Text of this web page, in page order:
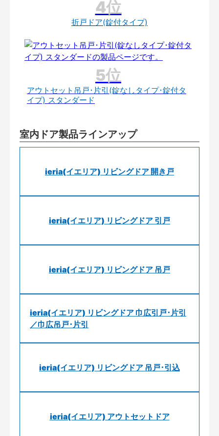
折戸ドア(錠付タイプ)
アウトセット吊戸･片引(錠なしタイプ･錠付タ
イプ) スタンダード
室内ドア製品ラインアップ
ieria(イエリア) リビングドア 開き戸
ieria(イエリア) リビングドア 引戸
ieria(イエリア) リビングドア 吊戸
ieria(イエリア) リビングドア 巾広引戸･片引
／巾広吊戸･片引
ieria(イエリア) リビングドア 吊戸･引込
ieria(イエリア) アウトセットドア